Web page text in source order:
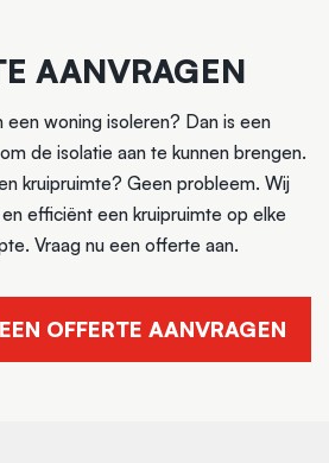
AANVRAGEN
een woning isoleren? Dan is een
de isolatie aan te kunnen brengen.
kruipruimte? Geen probleem. Wij
efficiënt een kruipruimte op elke
Vraag nu een offerte aan.
OFFERTE AANVRAGEN